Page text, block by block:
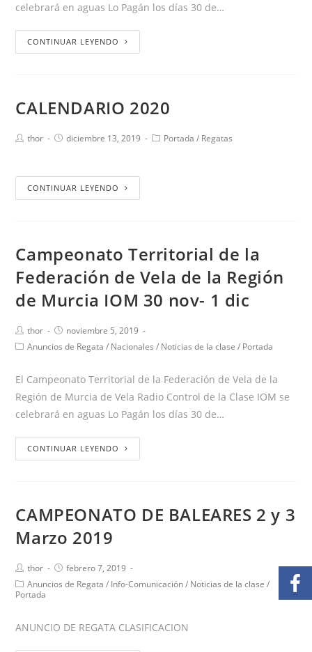
celebrará en aguas Lo Pagán los días 30 de…
CONTINUAR LEYENDO
CALENDARIO 2020
thor diciembre 13, 2019 Portada / Regatas
CONTINUAR LEYENDO
Campeonato Territorial de la
Federación de Vela de la Región
de Murcia IOM 30 nov- 1 dic
thor
noviembre 5, 2019
Anuncios de Regata / Nacionales / Noticias de la clase / Portada
El Campeonato Territorial de la Federación de Vela de la
Región de Murcia de Vela Radio Control de la Clase IOM se
celebrará en aguas Lo Pagán los días 30 de…
CONTINUAR LEYENDO
CAMPEONATO DE BALEARES 2 y 3
Marzo 2019
thor
febrero 7, 2019
Anuncios de Regata / Info-Comunicación / Noticias de la clase /
Portada
ANUNCIO DE REGATA CLASIFICACION